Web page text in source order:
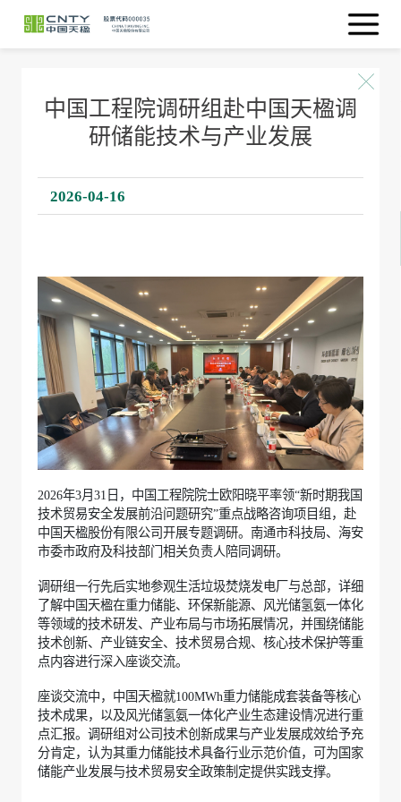
中国工程院调研组赴中国天楹调
研储能技术与产业发展
2026-04-16
2026年3月31日，中国工程院院士欧阳晓平率领“新时期我国
技术贸易安全发展前沿问题研究”重点战略咨询项目组，赴
中国天楹股份有限公司开展专题调研。南通市科技局、海安
市委市政府及科技部门相关负责人陪同调研。
调研组一行先后实地参观生活垃圾焚烧发电厂与总部，详细
了解中国天楹在重力储能、环保新能源、风光储氢氨一体化
等领域的技术研发、产业布局与市场拓展情况，并围绕储能
技术创新、产业链安全、技术贸易合规、核心技术保护等重
点内容进行深入座谈交流。
座谈交流中，中国天楹就100MWh重力储能成套装备等核心
技术成果，以及风光储氢氨一体化产业生态建设情况进行重
点汇报。调研组对公司技术创新成果与产业发展成效给予充
分肯定，认为其重力储能技术具备行业示范价值，可为国家
储能产业发展与技术贸易安全政策制定提供实践支撑。